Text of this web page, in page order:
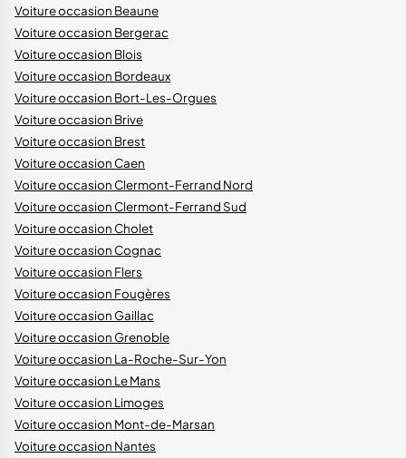
Voiture occasion Beaune
Voiture occasion Bergerac
Voiture occasion Blois
Voiture occasion Bordeaux
Voiture occasion Bort-Les-Orgues
Voiture occasion Brive
Voiture occasion Brest
Voiture occasion Caen
Voiture occasion Clermont-Ferrand Nord
Voiture occasion Clermont-Ferrand Sud
Voiture occasion Cholet
Voiture occasion Cognac
Voiture occasion Flers
Voiture occasion Fougères
Voiture occasion Gaillac
Voiture occasion Grenoble
Voiture occasion La-Roche-Sur-Yon
Voiture occasion Le Mans
Voiture occasion Limoges
Voiture occasion Mont-de-Marsan
Voiture occasion Nantes